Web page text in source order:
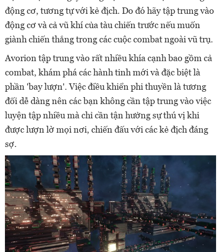
động cơ, tương tự với kẻ địch. Do đó hãy tập trung vào
động cơ và cả vũ khí của tàu chiến trước nếu muốn
giành chiến thắng trong các cuộc combat ngoài vũ trụ.
Avorion tập trung vào rất nhiều khía cạnh bao gồm cả
combat, khám phá các hành tinh mới và đặc biệt là
phần 'bay lượn'. Việc điều khiển phi thuyền là tương
đối dễ dàng nên các bạn không cần tập trung vào việc
luyện tập nhiều mà chỉ cần tận hưởng sự thú vị khi
được lượn lờ mọi nơi, chiến đấu với các kẻ địch đáng
sợ.